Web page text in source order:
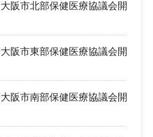
阪市北部保健医療協議会開
阪市東部保健医療協議会開
阪市南部保健医療協議会開